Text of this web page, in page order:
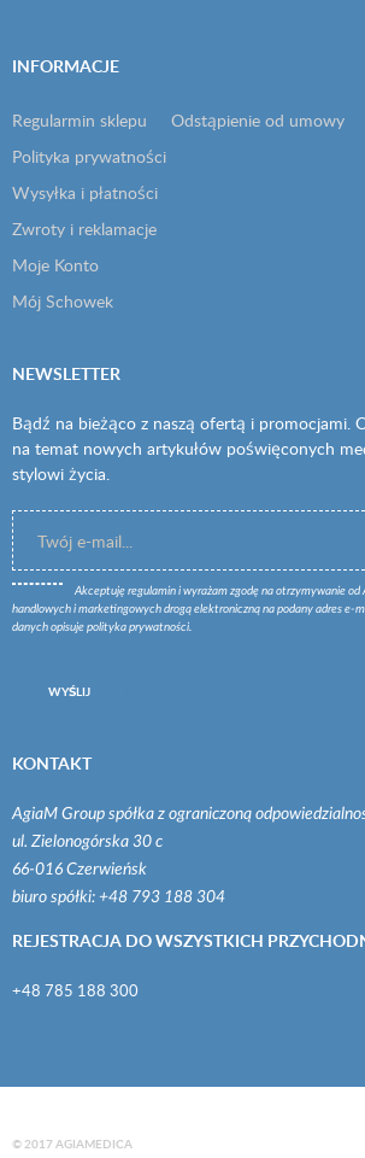
INFORMACJE
Regularmin sklepu
Polityka prywatności
Wysyłka i płatności
Zwroty i reklamacje
Moje Konto
Mój Schowek
Odstąpienie od umowy
NEWSLETTER
Bądź na bieżąco z naszą ofertą i promocjami.
na temat nowych artykułów poświęconych
stylowi życia.
Akceptuję regulamin i wyrażam zgodę na otrzymywanie od
handlowych i marketingowych drogą elektroniczną na podany adres e-
danych opisuje polityka prywatności.
WYŚLIJ
KONTAKT
AgiaM Group spółka z ograniczoną
ul. Zielonogórska 30 c
66-016 Czerwieńsk
biuro spółki: +48 793 188 304
REJESTRACJA DO WSZYSTKICH
+48 785 188 300
© 2017 AGIAMEDICA